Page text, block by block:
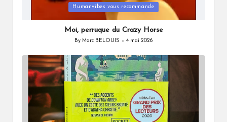
Humanvibes vous recommande
Moi, perruque du Crazy Horse
Posted
By Marc BELOUIS 4 mai 2026